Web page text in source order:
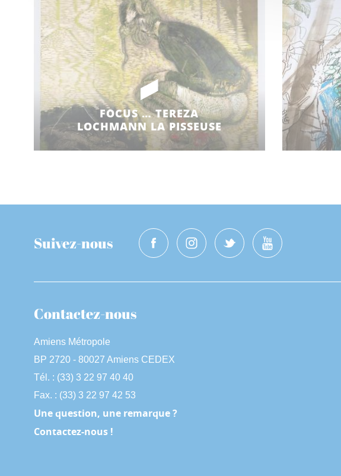
FOCUS … TEREZA
LOCHMANN LA PISSEUSE
Suivez-nous
Contactez-nous
Amiens Métropole
BP 2720 - 80027 Amiens CEDEX
Tél. : (33) 3 22 97 40 40
Fax. : (33) 3 22 97 42 53
Une question, une remarque ?
Contactez-nous !